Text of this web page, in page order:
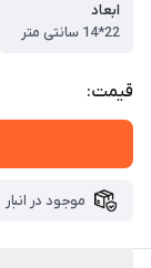
ابعاد
22*14 سانتی متر
قیمت:
موجود در انبار